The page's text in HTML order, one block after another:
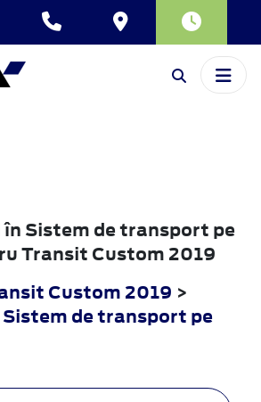
Sistem de transport pe
Transit Custom 2019
Custom 2019 >
Sistem de transport pe